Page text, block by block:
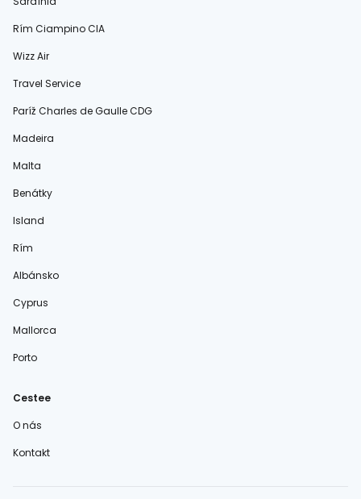
Rím Ciampino CIA
Wizz Air
Travel Service
Paríž Charles de Gaulle CDG
Madeira
Malta
Benátky
Island
Rím
Albánsko
Cyprus
Mallorca
Porto
Cestee
O nás
Kontakt